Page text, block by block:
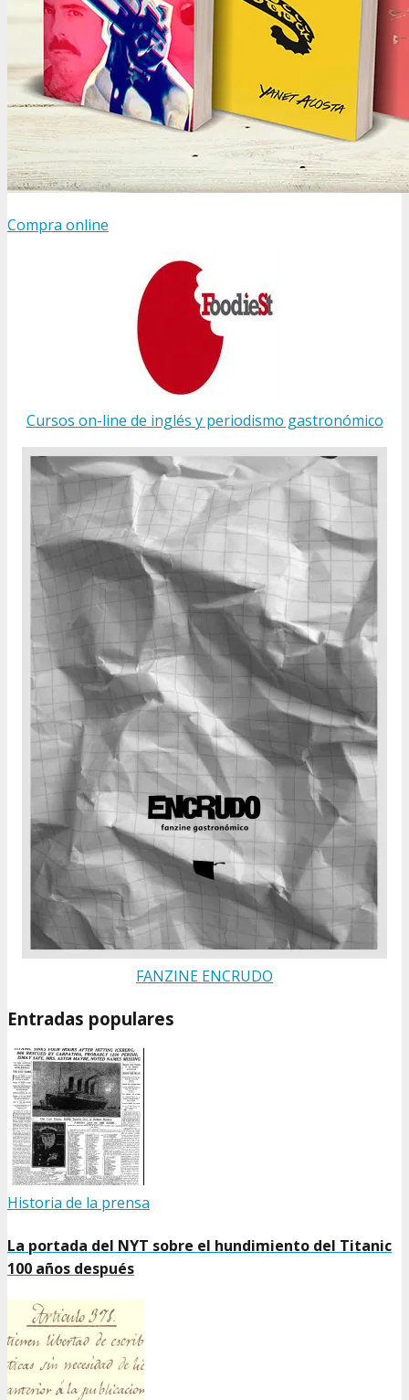
Compra online
Cursos on-line de inglés y periodismo gastronómico
FANZINE ENCRUDO
Entradas populares
Historia de la prensa
La portada del NYT sobre el hundimiento del Titanic
100 años después